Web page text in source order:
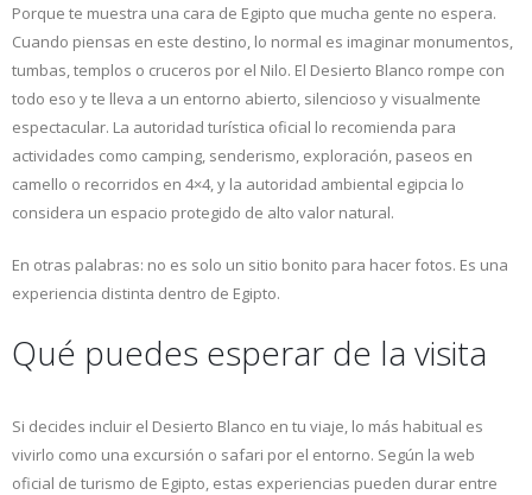
Porque te muestra una cara de Egipto que mucha gente no espera.
Cuando piensas en este destino, lo normal es imaginar monumentos,
tumbas, templos o cruceros por el Nilo. El Desierto Blanco rompe con
todo eso y te lleva a un entorno abierto, silencioso y visualmente
espectacular. La autoridad turística oficial lo recomienda para
actividades como camping, senderismo, exploración, paseos en
camello o recorridos en 4×4, y la autoridad ambiental egipcia lo
considera un espacio protegido de alto valor natural.
En otras palabras: no es solo un sitio bonito para hacer fotos. Es una
experiencia distinta dentro de Egipto.
Qué puedes esperar de la visita
Si decides incluir el Desierto Blanco en tu viaje, lo más habitual es
vivirlo como una excursión o safari por el entorno. Según la web
oficial de turismo de Egipto, estas experiencias pueden durar entre